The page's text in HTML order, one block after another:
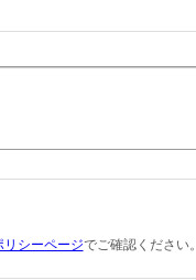
シーページでご確認ください。